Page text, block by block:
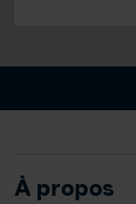
À propos